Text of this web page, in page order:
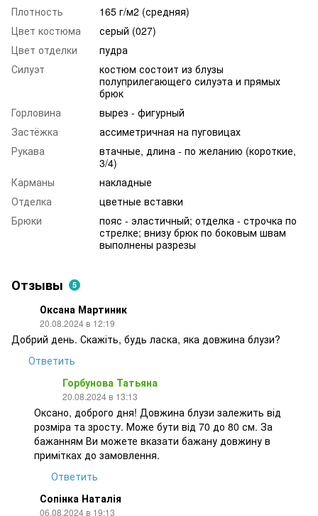
Плотность
165 г/м2 (средняя)
Цвет костюма
серый (027)
Цвет отделки
пудра
Силуэт
костюм состоит из блузы
полуприлегающего силуэта и прямых
брюк
Горловина
вырез - фигурный
Застёжка
ассиметричная на пуговицах
Рукава
втачные, длина - по желанию (короткие,
3/4)
Карманы
накладные
Отделка
цветные вставки
Брюки
пояс - эластичный; отделка - строчка по
стрелке; внизу брюк по боковым швам
выполнены разрезы
Отзывы 5
Оксана Мартиник
20.08.2024 в 12:19
Добрий день. Скажіть, будь ласка, яка довжина блузи?
Ответить
Горбунова Татьяна
20.08.2024 в 13:13
Оксано, доброго дня! Довжина блузи залежить від
розміра та зросту. Може бути від 70 до 80 см. За
бажанням Ви можете вказати бажану довжину в
примітках до замовлення.
Ответить
Сопінка Наталія
06.08.2024 в 19:13